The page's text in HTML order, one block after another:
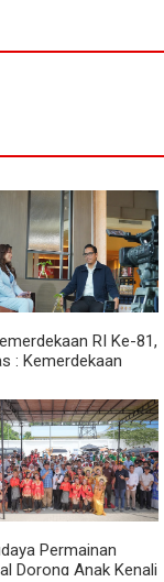
RI Ke-81,
: Kemerdekaan
Pelayanan
Permainan
Dorong Anak Kenali